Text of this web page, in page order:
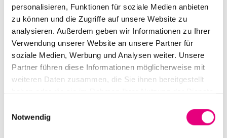
personalisieren, Funktionen für soziale Medien anbieten
zu können und die Zugriffe auf unsere Website zu
analysieren. Außerdem geben wir Informationen zu Ihrer
Verwendung unserer Website an unsere Partner für
soziale Medien, Werbung und Analysen weiter. Unsere
Partner führen diese Informationen möglicherweise mit
weiteren Daten zusammen, die Sie ihnen bereitgestellt
Notwendig
VVK Preis: 16,50 €
Abendkasse:22 €
Nationalität:
Schweiz
BASF-Gesellschaftshaus Ludwigshafen:
Anilinstraße (Parkplatz), Ludwigshafen
Event Serie: